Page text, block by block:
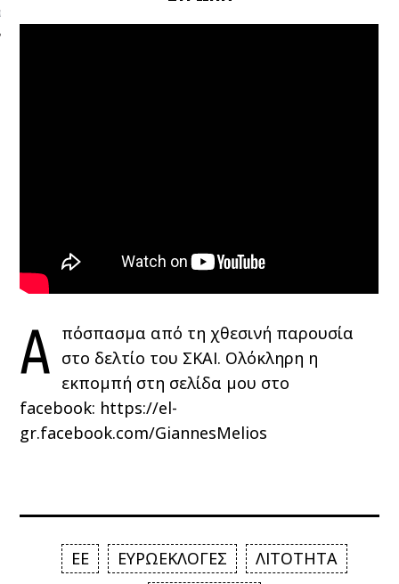
Α πόσπασμα από τη χθεσινή παρουσία
στο δελτίο του ΣΚΑΙ. Ολόκληρη η
εκπομπή στη σελίδα μου στο
facebook: https://el-
gr.facebook.com/GiannesMelios
ΕΕ ΕΥΡΩΕΚΛΟΓΕΣ
ΛΙΤΟΤΗΤΑ